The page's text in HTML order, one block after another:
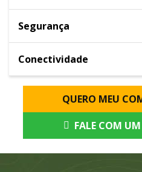
Segurança
Conectividade
QUERO MEU
FALE COM